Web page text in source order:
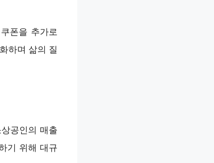
폰을 추가로
하며 삶의 질
공인의 매출
기 위해 대규